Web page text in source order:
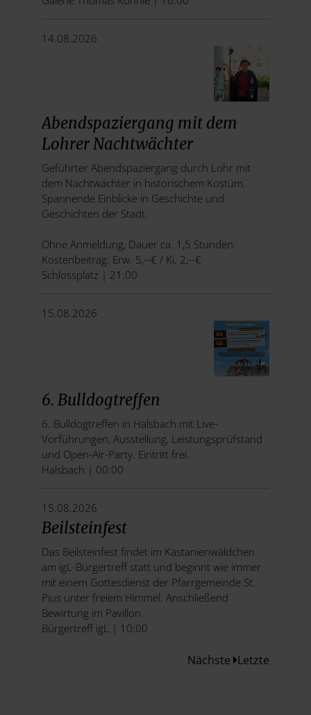
14.08.2026
Abendspaziergang mit dem
Lohrer Nachtwächter
Geführter Abendspaziergang durch Lohr mit
dem Nachtwächter in historischem Kostüm.
Spannende Einblicke in Geschichte und
Geschichten der Stadt.
Ohne Anmeldung, Dauer ca. 1,5 Stunden.
Kostenbeitrag: Erw. 5,--€ / Ki. 2,--€
Schlossplatz | 21:00
15.08.2026
6. Bulldogtreffen
6. Bulldogtreffen in Halsbach mit Live-
Vorführungen, Ausstellung, Leistungsprüfstand
und Open-Air-Party. Eintritt frei.
Halsbach | 00:00
15.08.2026
Beilsteinfest
Das Beilsteinfest findet im Kastanienwäldchen
am igL-Bürgertreff statt und beginnt wie immer
mit einem Gottesdienst der Pfarrgemeinde St.
Pius unter freiem Himmel. Anschließend
Bewirtung im Pavillon.
Bürgertreff igL | 10:00
Nächste Letzte